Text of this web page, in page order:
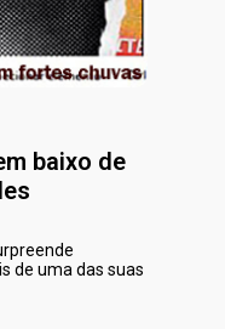
baixo de
de uma das suas